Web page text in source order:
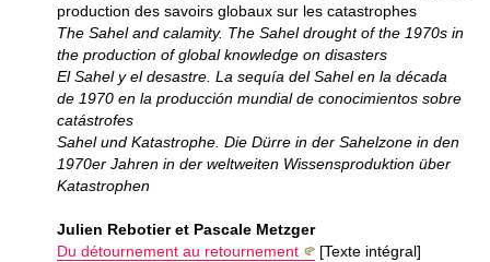
production des savoirs globaux sur les catastrophes
The Sahel and calamity. The Sahel drought of the 1970s in
the production of global knowledge on disasters
El Sahel y el desastre. La sequía del Sahel en la década
de 1970 en la producción mundial de conocimientos sobre
catástrofes
Sahel und Katastrophe. Die Dürre in der Sahelzone in den
1970er Jahren in der weltweiten Wissensproduktion über
Katastrophen
Julien Rebotier et Pascale Metzger
Du détournement au retournement
[Texte intégral]